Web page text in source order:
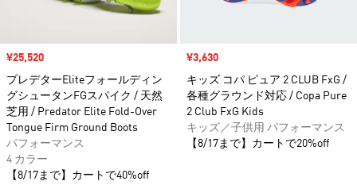
セール価格
¥25,520
プレデターEliteフォールディン
グシュータンFGスパイク / 天然
芝用 / Predator Elite Fold-Over
Tongue Firm Ground Boots
パフォーマンス
4 カラー
【8/17まで】カートで40%off
セール価格
¥3,630
キッズ コパ ピュア 2 CLUB FxG /
各種グラウンド対応 / Copa Pure
2 Club FxG Kids
キッズ／子供用 パフォーマンス
【8/17まで】カートで20%off